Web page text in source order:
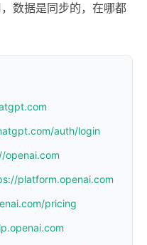
数据是同步的，在哪都
auth/login
openai.com
platform.openai.com
pricing